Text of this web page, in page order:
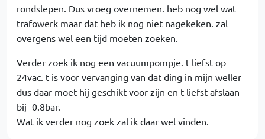
rondslepen. Dus vroeg overnemen. heb nog wel wat
trafowerk maar dat heb ik nog niet nagekeken. zal
overgens wel een tijd moeten zoeken.
Verder zoek ik nog een vacuumpompje. t liefst op
24vac. t is voor vervanging van dat ding in mijn weller
dus daar moet hij geschikt voor zijn en t liefst afslaan
bij -0.8bar.
Wat ik verder nog zoek zal ik daar wel vinden.